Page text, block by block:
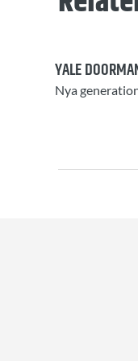
YALE
Nya